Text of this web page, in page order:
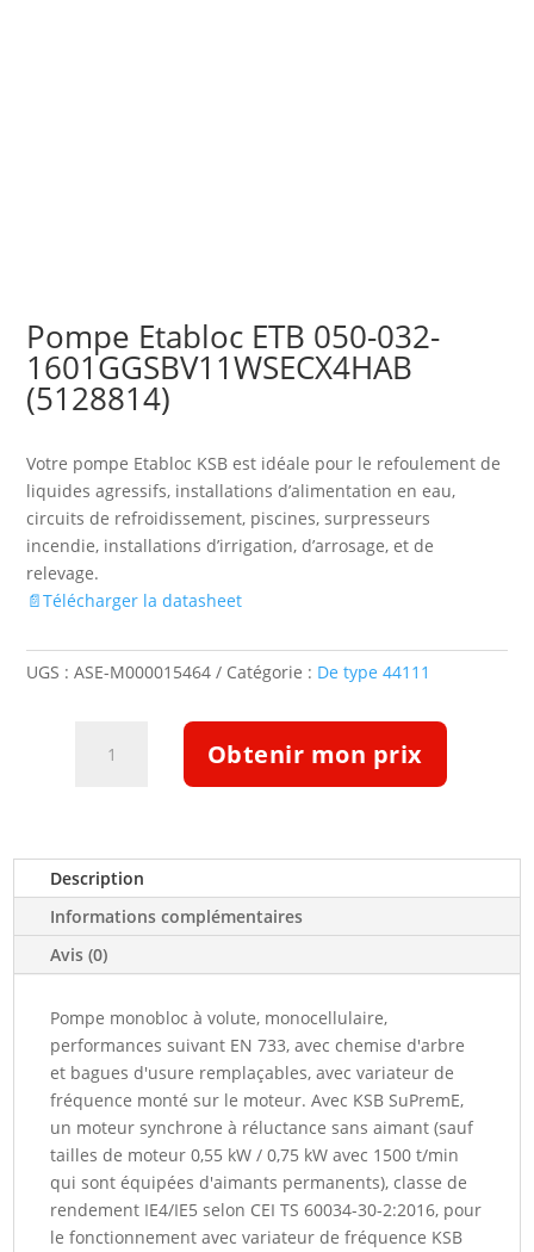
Pompe Etabloc ETB 050-032-
1601GGSBV11WSECX4HAB
(5128814)
Votre pompe Etabloc KSB est idéale pour le refoulement de
liquides agressifs, installations d’alimentation en eau,
circuits de refroidissement, piscines, surpresseurs
incendie, installations d’irrigation, d’arrosage, et de
relevage.
📄Télécharger la datasheet
UGS :ASE-M000015464 Catégorie : De type 44111
050-
032-
1601GGSBV11WSECX4HAB
(5128814)
Obtenir mon prix
Description
Informations complémentaires
Avis (0)
Pompe monobloc à volute, monocellulaire,
performances suivant EN 733, avec chemise d'arbre
et bagues d'usure remplaçables, avec variateur de
fréquence monté sur le moteur. Avec KSB SuPremE,
un moteur synchrone à réluctance sans aimant (sauf
tailles de moteur 0,55 kW / 0,75 kW avec 1500 t/min
qui sont équipées d'aimants permanents), classe de
rendement IE4/IE5 selon CEI TS 60034-30-2:2016, pour
le fonctionnement avec variateur de fréquence KSB